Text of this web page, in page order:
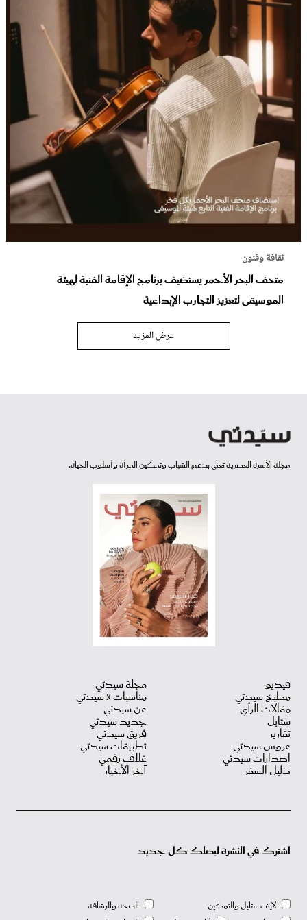
ثقافة وفنون
متحف البحر الأحمر يستضيف برنامج الإقامة الفنية لهيئة
الموسيقى لتعزيز التجارب الإبداعية
عرض المزيد
مجلة الأسرة العصرية تعنى بدعم الشباب وتمكين المرأة وأسلوب الحياة.
فيديو
مطبخ سيدتي
مقالات الرأي
ستايل
تقارير
عروس سيدتي
اصدارات سيدتي
دليل السفر
مجلة سيدتي
مناسبات X سيدتي
عن سيدتي
جديد سيدتي
فريق سيدتي
تطبيقات سيدتي
غلاف رقمي
آخر الأخبار
اشترك في النشرة ليصلك كل جديد
لايف ستايل والتمكين
الصحة والرشاقة